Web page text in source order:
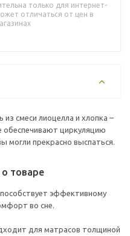
только для интернет-
отличаться от цен в
из смеси лиоцелла и хлопка –
обеспечивают циркуляцию
могли прекрасно выспаться.
товаре
эффективному
во сне.
для матрасов толщиной